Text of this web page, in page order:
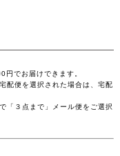
でお届けできます。
配便を選択された場合は、宅配
「３点まで」メール便をご選択